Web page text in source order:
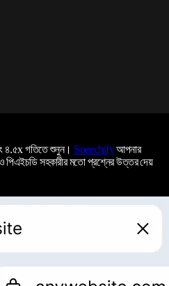
৪.৫x গতিতে শুনুন। Speechifyআপনার
সহকারীর মতো প্রশ্নের উত্তর দেয়